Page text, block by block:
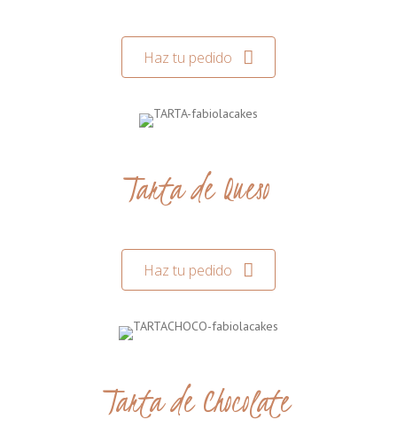
Haz tu pedido
Tarta de Queso
Haz tu pedido
Tarta de Chocolate